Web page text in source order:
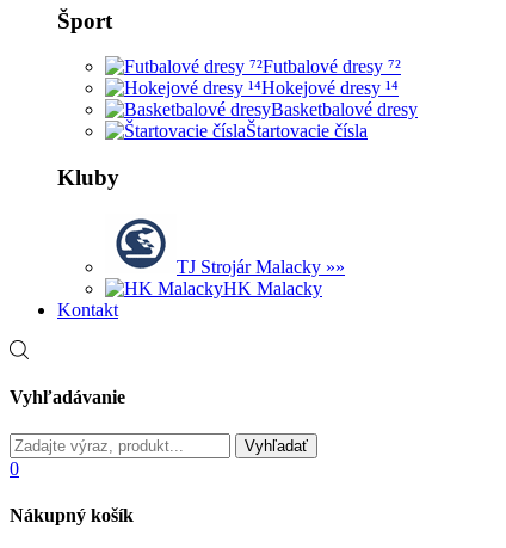
Šport
Futbalové dresy ⁷²
Hokejové dresy ¹⁴
Basketbalové dresy
Štartovacie čísla
Kluby
TJ Strojár Malacky »»
HK Malacky
Kontakt
Vyhľadávanie
0
Nákupný košík